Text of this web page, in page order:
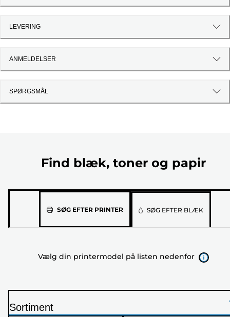
LEVERING
ANMELDELSER
SPØRGSMÅL
Find blæk, toner og papir
SØG EFTER PRINTERVælg
listen
SØG EFTER BLÆK
Vælg din printermodel på listen nedenfor
Sortiment